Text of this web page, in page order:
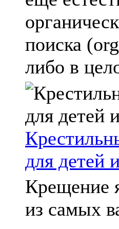
поиска
либо в
для детей
Крещение
из самых